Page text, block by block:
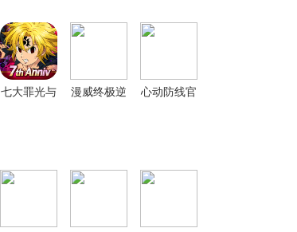
七大罪光与 漫威终极逆 心动防线官